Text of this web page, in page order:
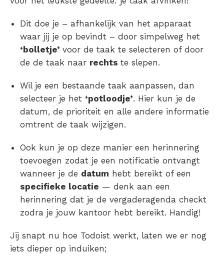
Dit doe je – afhankelijk van het apparaat
waar jij je op bevindt – door simpelweg het
‘bolletje’ voor de taak te selecteren of door
de de taak naar rechts te slepen.
Wil je een bestaande taak aanpassen, dan
selecteer je het ‘potloodje’. Hier kun je de
datum, de prioriteit en alle andere informatie
omtrent de taak wijzigen.
Ook kun je op deze manier een herinnering
toevoegen zodat je een notificatie ontvangt
wanneer je de datum hebt bereikt of een
specifieke locatie — denk aan een
herinnering dat je de vergaderagenda checkt
zodra je jouw kantoor hebt bereikt. Handig!
Jij snapt nu hoe Todoist werkt, laten we er nog
iets dieper op induiken;